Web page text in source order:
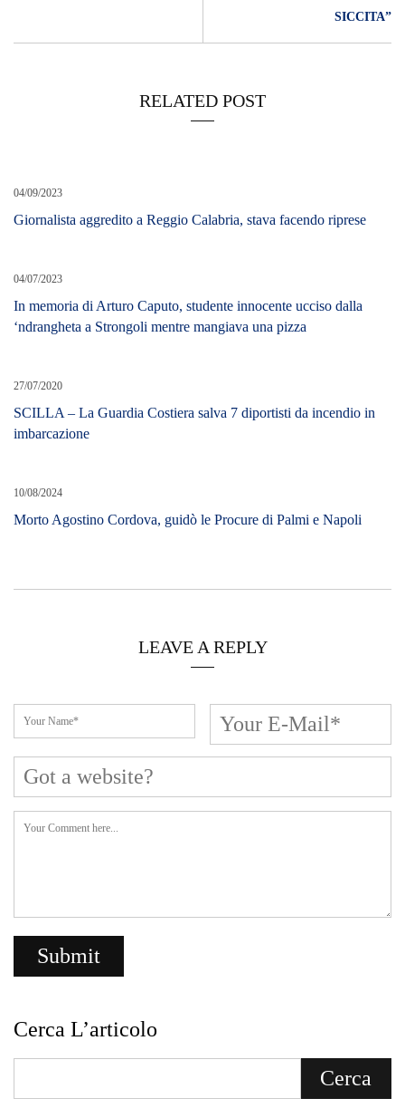
SICCITA”
RELATED POST
04/09/2023
Giornalista aggredito a Reggio Calabria, stava facendo riprese
04/07/2023
In memoria di Arturo Caputo, studente innocente ucciso dalla
‘ndrangheta a Strongoli mentre mangiava una pizza
27/07/2020
SCILLA – La Guardia Costiera salva 7 diportisti da incendio in
imbarcazione
10/08/2024
Morto Agostino Cordova, guidò le Procure di Palmi e Napoli
LEAVE A REPLY
Cerca L’articolo